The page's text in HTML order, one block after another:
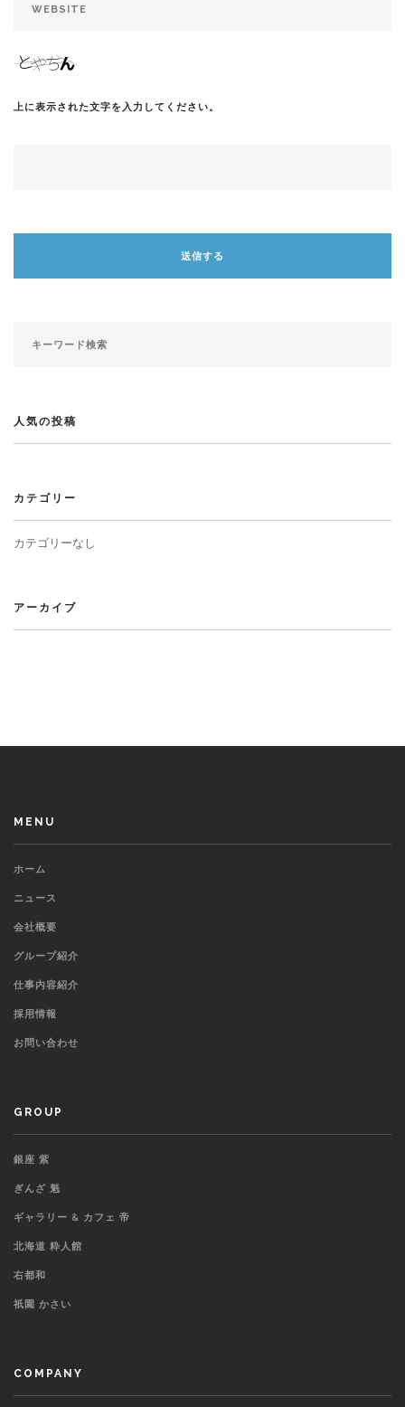
上に表示された文字を入力してください。
人気の投稿
カテゴリー
カテゴリーなし
アーカイブ
MENU
ホーム
ニュース
会社概要
グループ紹介
仕事内容紹介
採用情報
お問い合わせ
GROUP
銀座 紫
ぎんざ 魁
ギャラリー & カフェ 帝
北海道 粋人館
右都和
祇園 かさい
COMPANY